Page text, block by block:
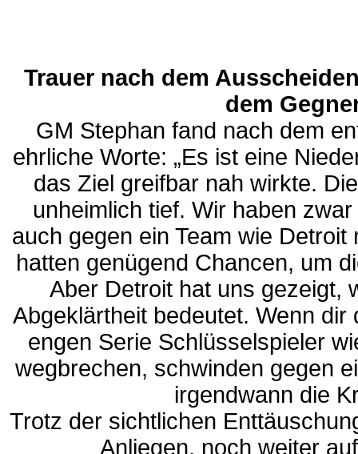
Trauer nach dem
dem
GM Stephan fand nach dem
ehrliche Worte: „Es ist eine
das Ziel greifbar nah wirkte.
unheimlich tief. Wir haben
auch gegen ein Team wie Detroit
hatten genügend Chancen, um
Aber Detroit hat uns gezeigt,
Abgeklärtheit bedeutet. Wenn dir
engen Serie Schlüsselspieler
wegbrechen, schwinden gegen
irgendwann die
Trotz der sichtlichen
Anliegen, noch weiter